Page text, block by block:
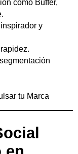
como Buffer,
y